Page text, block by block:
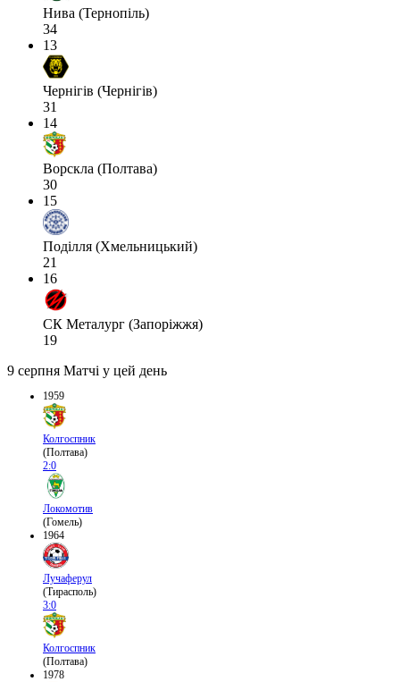
Нива (Тернопіль)
34
13
Чернігів (Чернігів)
31
14
Ворскла (Полтава)
30
15
Поділля (Хмельницький)
21
16
СК Металург (Запоріжжя)
19
9 серпня Матчі у цей день
1959
Колгоспник
(Полтава)
2:0
Локомотив
(Гомель)
1964
Лучаферул
(Тирасполь)
3:0
Колгоспник
(Полтава)
1978